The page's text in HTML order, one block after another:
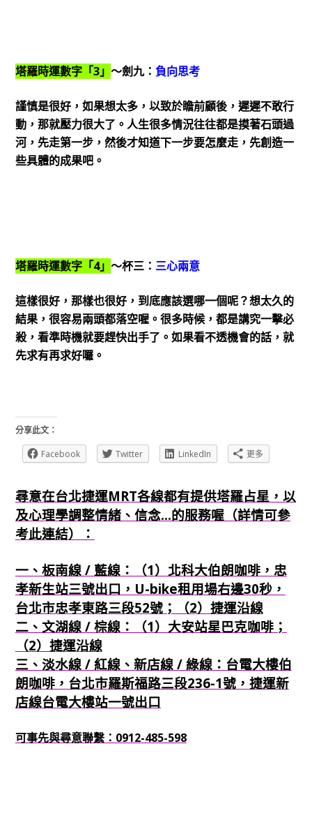
塔羅時運數字「3」 ～劍九： 負向思考
謹慎是很好，如果想太多，以致於瞻前顧後，遲遲不敢行
動，那就壓力很大了。人生很多情況往往都是摸著石頭過
河，先走第一步，然後才知道下一步要怎麼走，先創造一
些具體的成果吧。
塔羅時運數字「4」 ～杯三： 三心兩意
這樣很好，那樣也很好，到底應該選哪一個呢？想太久的
結果，很容易兩頭都落空喔。很多時候，都是講究一擊必
殺，看準時機就要趕快出手了。如果看不透機會的話，就
先求有再求好囉。
分享此文：
Facebook
Twitter LinkedIn 更多
尋意在台北捷運MRT各線都有提供塔羅占星，以
及心理學調整情緒、信念...的服務喔（詳情可參
考此連結）：
一、板南線 / 藍線：（1）北科大伯朗咖啡，忠
孝新生站三號出口，U-bike租用場右邊30秒，
台北市忠孝東路三段52號；（2）捷運沿線
二、文湖線 / 棕線：（1）大安站星巴克咖啡；
（2）捷運沿線
三、淡水線 / 紅線、新店線 / 綠線：台電大樓伯
朗咖啡，台北市羅斯福路三段236-1號，捷運新
店線台電大樓站一號出口
可事先與尋意聯繫：0912-485-598